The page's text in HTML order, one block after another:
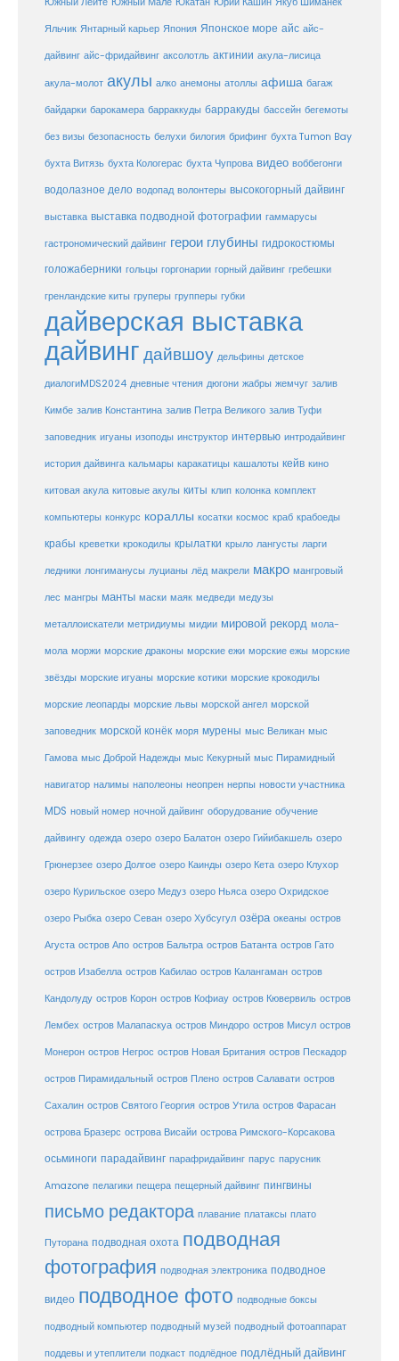
Яльчик Янтарный карьер Япония Японское море айс айс-
дайвинг айс-фридайвинг аксолотль актинии акула-лисица
акула-молот акулы алко анемоны атоллы афиша багаж
байдарки барокамера барраккуды барракуды бассейн бегемоты
без визы безопасность белухи билогия брифинг бухта Tumon Bay
бухта Витязь бухта Кологерас бухта Чупрова видео воббегонги
водолазное дело водопад волонтеры высокогорный дайвинг
выставка выставка подводной фотографии гаммарусы
гастрономический дайвинг герои глубины гидрокостюмы
голожаберники гольцы горгонарии горный дайвинг гребешки
гренландские киты груперы групперы губки
дайверская выставка
дайвингдайвшоу дельфины детское
диалогиMDS2024 дневные чтения дюгони жабры жемчуг залив
Кимбе залив Константина залив Петра Великого залив Туфи
заповедник игуаны изоподы инструктор интервью интродайвинг
история дайвинга кальмары каракатицы кашалоты кейв кино
китовая акула китовые акулы киты клип колонка комплект
компьютеры конкурс кораллы косатки космос краб крабоеды
крабы креветки крокодилы крылатки крыло лангусты ларги
ледники лонгиманусы луцианы лёд макрели макро мангровый
лес мангры манты маски маяк медведи медузы
металлоискатели метридиумы мидии мировой рекорд мола-
мола моржи морские драконы морские ежи морские ежы морские
звёзды морские игуаны морские котики морские крокодилы
морские леопарды морские львы морской ангел морской
заповедник морской конёк моря мурены мыс Великан мыс
Гамова мыс Доброй Надежды мыс Кекурный мыс Пирамидный
навигатор налимы наполеоны неопрен нерпы новости участника
MDS новый номер ночной дайвинг оборудование обучение
дайвингу одежда озеро озеро Балатон озеро Гийибакшель озеро
Грюнерзее озеро Долгое озеро Каинды озеро Кета озеро Клухор
озеро Курильское озеро Медуз озеро Ньяса озеро Охридское
озеро Рыбка озеро Севан озеро Хубсугул озёра океаны остров
Агуста остров Апо остров Бальтра остров Батанта остров Гато
остров Изабелла остров Кабилао остров Калангаман остров
Кандолуду остров Корон остров Кофиау остров Кювервиль остров
Лембех остров Малапаскуа остров Миндоро остров Мисул остров
Монерон остров Негрос остров Новая Британия остров Пескадор
остров Пирамидальный остров Плено остров Салавати остров
Сахалин остров Святого Георгия остров Утила остров Фарасан
острова Бразерс острова Висайи острова Римского-Корсакова
осьминоги парадайвинг парафридайвинг парус парусник
Amazone пелагики пещера пещерный дайвинг пингвины
письмо редактора плавание платаксы плато
Путорана подводная охота подводная
фотография подводная электроника подводное
видео подводное фото подводные боксы
подводный компьютер подводный музей подводный фотоаппарат
поддевы и утеплители подкаст подлёдное подлёдный дайвинг